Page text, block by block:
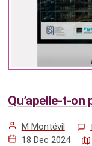
Qu’apelle-t-on
M Montévil
18 Dec 2024